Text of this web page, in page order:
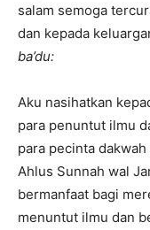
salam semoga
dan kepada
ba’du:
Aku nasihatkan
para penuntut ilmu
para pecinta
Ahlus Sunnah wal
bermanfaat bagi
menuntut ilmu dan